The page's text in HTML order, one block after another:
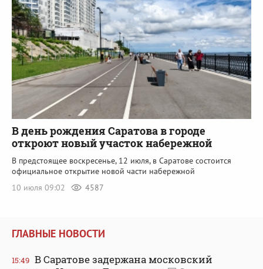
В день рождения Саратова в городе
откроют новый участок набережной
В предстоящее воскресенье, 12 июля, в Саратове состоится
официальное открытие новой части набережной
10 июля 09:02
4587
ГЛАВНЫЕ НОВОСТИ
15:49 В Саратове задержана московский